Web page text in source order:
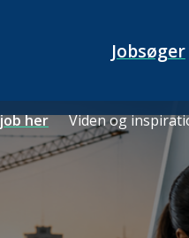
Jobsøger
her Viden og